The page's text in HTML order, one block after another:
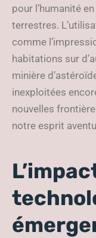
pour l’humanité
terrestres.
comme
habitations sur
minière
inexploitées
nouvelles
notre esprit